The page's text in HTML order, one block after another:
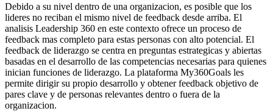
Debido a su nivel dentro de una organizacion, es posible que los
lideres no reciban el mismo nivel de feedback desde arriba. El
analisis Leadership 360 en este contexto ofrece un proceso de
feedback mas completo para estas personas con alto potencial. El
feedback de liderazgo se centra en preguntas estrategicas y abiertas
basadas en el desarrollo de las competencias necesarias para quienes
inician funciones de liderazgo. La plataforma My360Goals les
permite dirigir su propio desarrollo y obtener feedback objetivo de
pares clave y de personas relevantes dentro o fuera de la
organizacion.